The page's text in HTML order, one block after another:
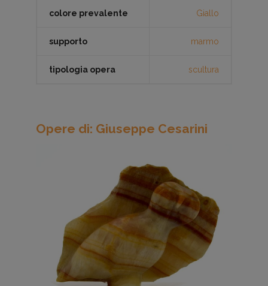
colore prevalente Giallo
supporto marmo
tipologia opera scultura
Opere di: Giuseppe Cesarini